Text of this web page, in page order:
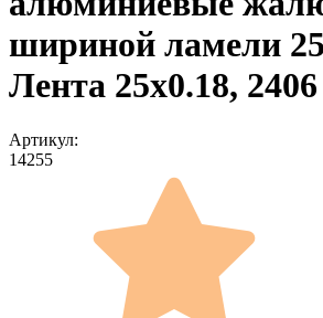
шириной ламели
Лента 25x0.18,
Артикул:
14255